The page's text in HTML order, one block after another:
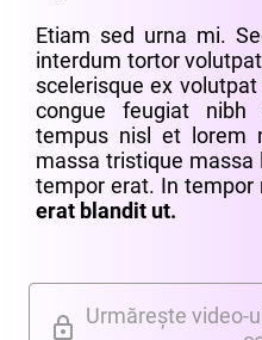
Etiam sed urna mi.
interdum tortor
scelerisque ex
congue feugiat nibh
tempus nisl et lorem
massa tristique
tempor erat. In tempor
erat blandit ut.
Urmărește video-